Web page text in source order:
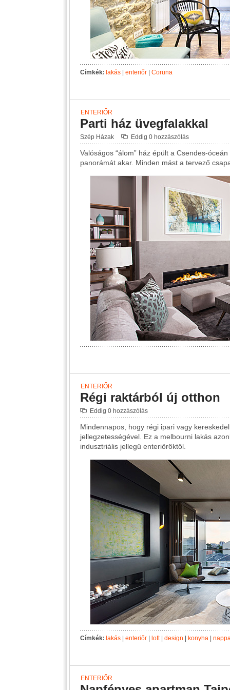
Címkék: lakás enteriőr Coruna
ENTERIŐR
Parti ház üvegfalakkal
Szép Házak Eddig 0 hozzászólás
Valóságos “álom” ház épült a Csendes-
panorámát akar. Minden mást a tervező
ENTERIŐR
Régi raktárból új otthon
Eddig 0 hozzászólás
Mindennapos, hogy régi ipari vagy
jellegzetességével. Ez a melbourni lakás
indusztriális jellegű enteriőröktől.
Címkék: lakás enteriőr loft| design konyha
ENTERIŐR